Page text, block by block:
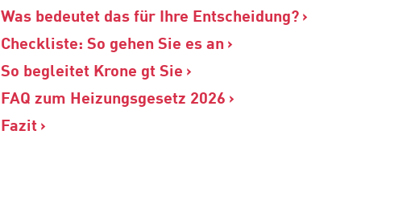
Was bedeutet das für Ihre Entscheidung?
Checkliste: So gehen Sie es an
So begleitet Krone gt Sie
FAQ zum Heizungsgesetz 2026
Fazit